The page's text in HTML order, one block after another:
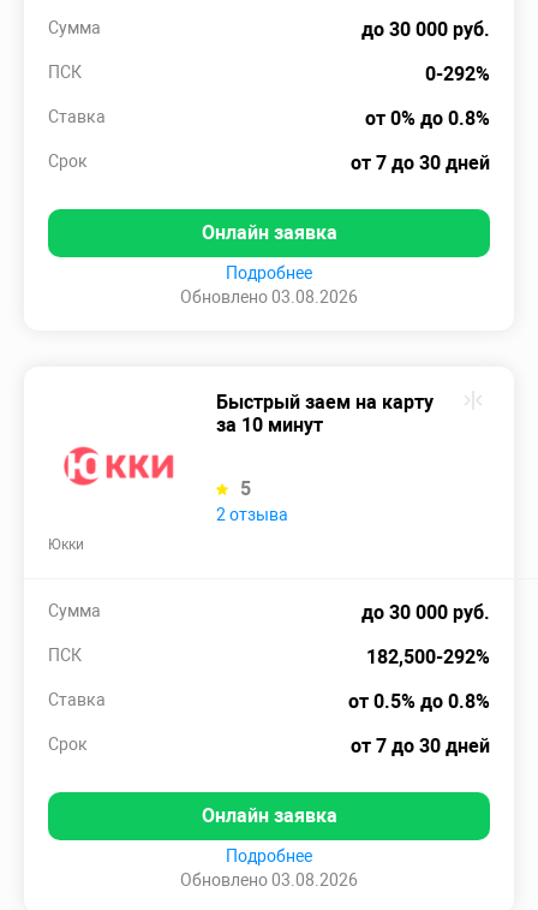
до 30 000 руб.
Сумма
0-292%
ПСК
от 0% до 0.8%
Ставка
от 7 до 30 дней
Срок
Онлайн заявка
Подробнее
Обновлено 03.08.2026
Юкки
Быстрый заем на карту
за 10 минут
5
2 отзыва
до 30 000 руб.
Сумма
182,500-292%
ПСК
от 0.5% до 0.8%
Ставка
от 7 до 30 дней
Срок
Онлайн заявка
Подробнее
Обновлено 03.08.2026